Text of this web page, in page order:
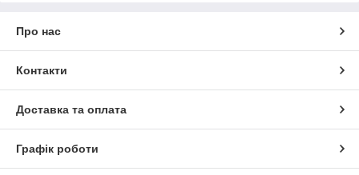
Про нас
Контакти
Доставка та оплата
Графік роботи